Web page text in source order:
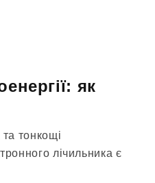
як
тонкощі
лічильника є